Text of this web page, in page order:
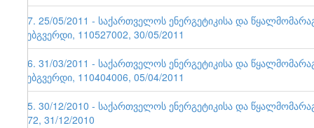
47. 25/05/2011 - საქართველოს ენერგეტიკისა და
ვებგვერდი, 110527002, 30/05/2011
46. 31/03/2011 - საქართველოს ენერგეტიკისა და
ვებგვერდი, 110404006, 05/04/2011
45. 30/12/2010 - საქართველოს ენერგეტიკისა და
172, 31/12/2010